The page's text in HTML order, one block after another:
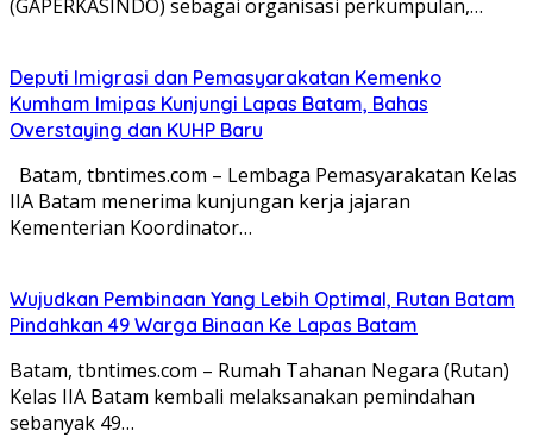
(GAPERKASINDO) sebagai organisasi perkumpulan,…
Deputi Imigrasi dan Pemasyarakatan Kemenko
Kumham Imipas Kunjungi Lapas Batam, Bahas
Overstaying dan KUHP Baru
Batam, tbntimes.com – Lembaga Pemasyarakatan Kelas
IIA Batam menerima kunjungan kerja jajaran
Kementerian Koordinator…
Wujudkan Pembinaan Yang Lebih Optimal, Rutan Batam
Pindahkan 49 Warga Binaan Ke Lapas Batam
Batam, tbntimes.com – Rumah Tahanan Negara (Rutan)
Kelas IIA Batam kembali melaksanakan pemindahan
sebanyak 49…